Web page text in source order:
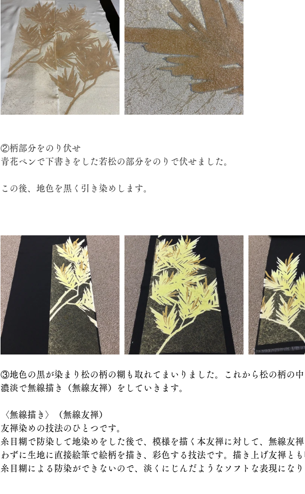
②柄部分をのり伏せ
青花ペンで下書きをした若松の部分をのりで伏せました。
この後、地色を黒く引き染めします。
③地色の黒が染まり松の柄の糊も取れてまいりました。これから松の柄の
濃淡で無線描き（無線友禅）をしていきます。
〈無線描き〉（無線友禅）
友禅染めの技法のひとつです。
糸目糊で防染して地染めをした後で、模様を描く本友禅に対して、無線友
わずに生地に直接絵筆で絵柄を描き、彩色する技法です。描き上げ友禅とも
糸目糊による防染ができないので、淡くにじんだようなソフトな表現になり